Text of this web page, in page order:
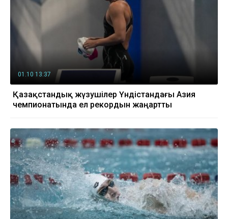
01.10 13:37
Қазақстандық жүзушілер Үндістандағы Азия
чемпионатында ел рекордын жаңартты